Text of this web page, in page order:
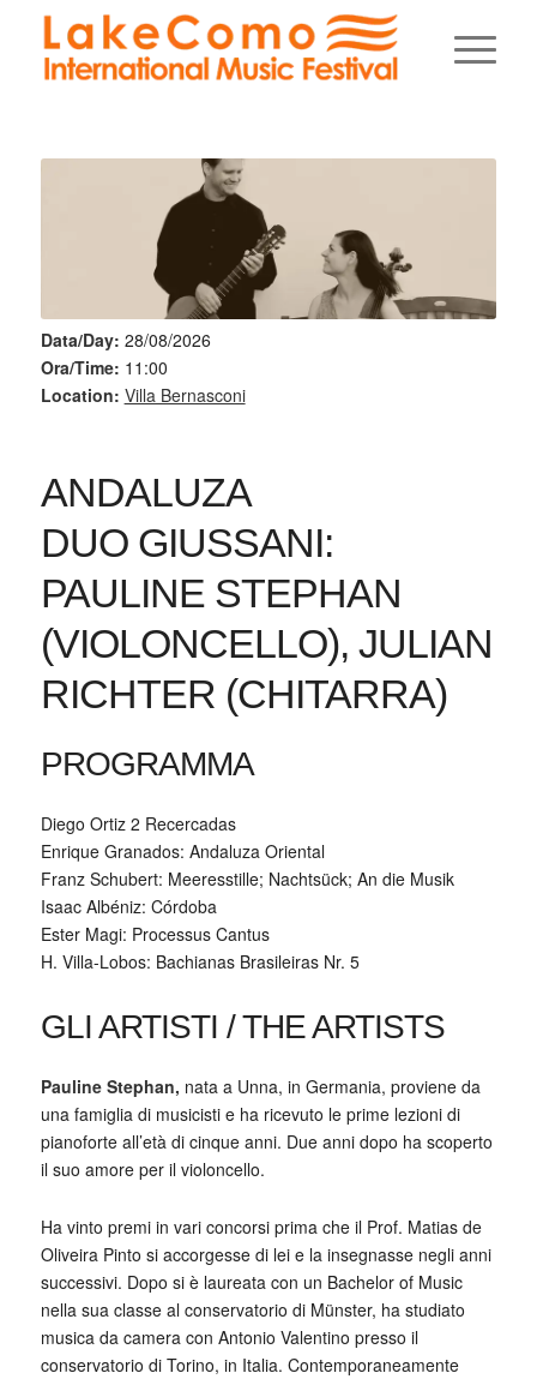
Data/Day: 28/08/2026
Ora/Time: 11:00
Location: Villa Bernasconi
ANDALUZA
DUO GIUSSANI:
PAULINE STEPHAN
(VIOLONCELLO), JULIAN
RICHTER (CHITARRA)
PROGRAMMA
Diego Ortiz 2 Recercadas
Enrique Granados: Andaluza Oriental
Franz Schubert: Meeresstille; Nachtsück; An die Musik
Isaac Albéniz: Córdoba
Ester Magi: Processus Cantus
H. Villa-Lobos: Bachianas Brasileiras Nr. 5
GLI ARTISTI / THE ARTISTS
Pauline Stephan, nata a Unna, in Germania, proviene da
una famiglia di musicisti e ha ricevuto le prime lezioni di
pianoforte all’età di cinque anni. Due anni dopo ha scoperto
il suo amore per il violoncello.
Ha vinto premi in vari concorsi prima che il Prof. Matias de
Oliveira Pinto si accorgesse di lei e la insegnasse negli anni
successivi. Dopo si è laureata con un Bachelor of Music
nella sua classe al conservatorio di Münster, ha studiato
musica da camera con Antonio Valentino presso il
conservatorio di Torino, in Italia. Contemporaneamente